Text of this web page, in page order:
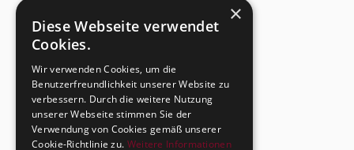
×
Diese Webseite verwendet
Cookies.
Wir verwenden Cookies, um die
Benutzerfreundlichkeit unserer Website zu
verbessern. Durch die weitere Nutzung
unserer Webseite stimmen Sie der
Verwendung von Cookies gemäß unserer
Cookie-Richtlinie zu. Weitere Informationen